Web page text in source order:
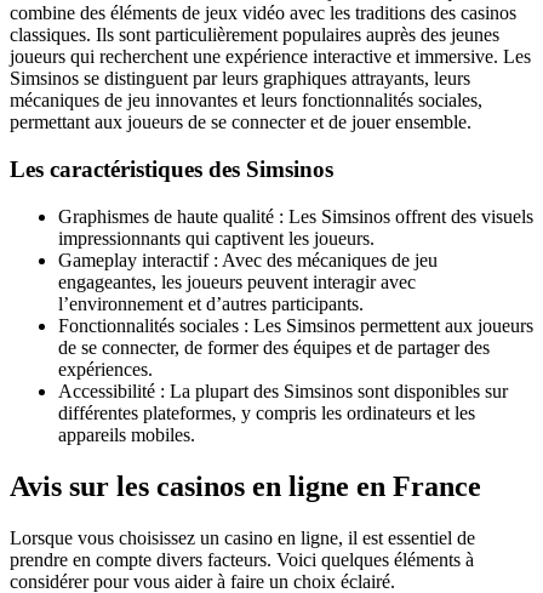
combine des éléments de jeux vidéo avec les traditions des casinos
classiques. Ils sont particulièrement populaires auprès des jeunes
joueurs qui recherchent une expérience interactive et immersive. Les
Simsinos se distinguent par leurs graphiques attrayants, leurs
mécaniques de jeu innovantes et leurs fonctionnalités sociales,
permettant aux joueurs de se connecter et de jouer ensemble.
Les caractéristiques des Simsinos
Graphismes de haute qualité : Les Simsinos offrent des visuels
impressionnants qui captivent les joueurs.
Gameplay interactif : Avec des mécaniques de jeu
engageantes, les joueurs peuvent interagir avec
l’environnement et d’autres participants.
Fonctionnalités sociales : Les Simsinos permettent aux joueurs
de se connecter, de former des équipes et de partager des
expériences.
Accessibilité : La plupart des Simsinos sont disponibles sur
différentes plateformes, y compris les ordinateurs et les
appareils mobiles.
Avis sur les casinos en ligne en France
Lorsque vous choisissez un casino en ligne, il est essentiel de
prendre en compte divers facteurs. Voici quelques éléments à
considérer pour vous aider à faire un choix éclairé.